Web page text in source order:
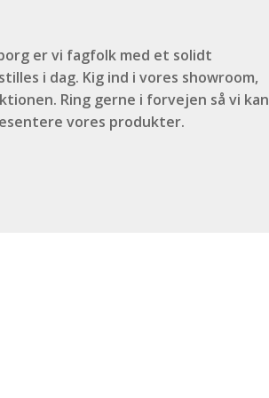
er vi fagfolk med et solidt
i dag. Kig ind i vores showroom,
Ring gerne i forvejen så vi kan
vores produkter.